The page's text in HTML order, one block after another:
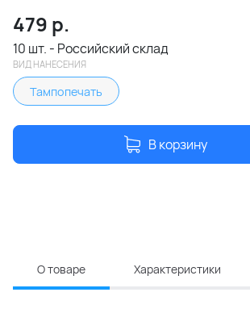
479 р.
10 шт. - Российский склад
ВИД НАНЕСЕНИЯ
Тампопечать
В корзину
О товаре Характеристики